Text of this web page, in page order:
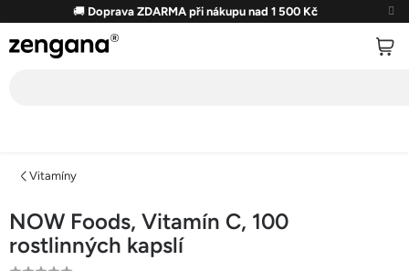
obsah
🚚 Doprava ZDARMA při nákupu nad 1 500 Kč
Vitamíny
NOW Foods, Vitamín C, 100
rostlinných kapslí